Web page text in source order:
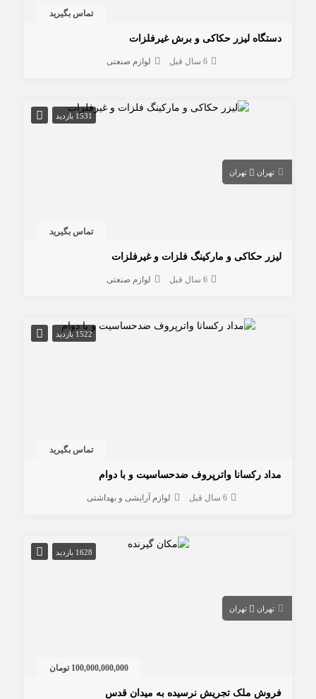
تماس بگیرید
دستگاه لیزر حکاکی و برش غیرفلزات
6 سال قبل لوازم صنعتی
1531 بازدید
تهران تهران
تماس بگیرید
لیزر حکاکی و مارکینگ فلزات و غیرفلزات
6 سال قبل لوازم صنعتی
1522 بازدید
تماس بگیرید
مداد رکسانا واترپروف ضدحساسیت و با دوام
6 سال قبل لوازم آرایشی و بهداشتی
1628 بازدید
تهران تهران
100,000,000,000 تومان
فروش ملک تجریش نرسیده به میدان قدس